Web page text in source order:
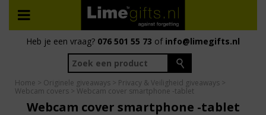
Heb je een vraag? 076 501 55 73 of info@limegifts.nl
Home > Originele giveaways > Privacy & Veiligheid giveaways >
Webcam covers > Webcam cover smartphone -tablet
Webcam cover smartphone -tablet